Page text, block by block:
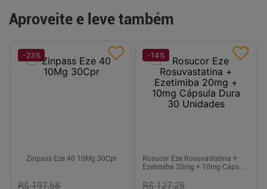
Aproveite e leve também
-23%
Zinpass Eze 40 10Mg 30Cpr
R$ 197,68
-14%
Rosucor Eze Rosuvastatina +
Ezetimiba 20mg + 10mg Cápsula
R$ 127,25